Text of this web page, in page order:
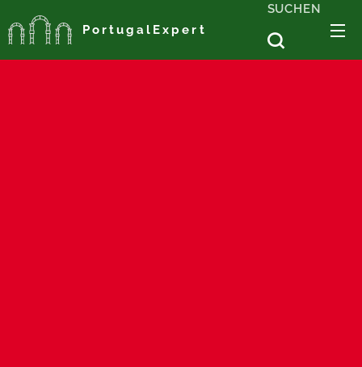
PortugalExpert
SUCHEN